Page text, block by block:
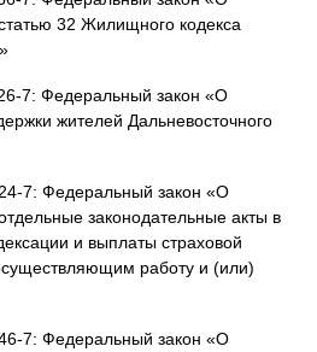
32 Жилищного кодекса
7: Федеральный закон «О
жителей Дальневосточного
7: Федеральный закон «О
законодательные акты в
и выплаты страховой
работу и (или)
7: Федеральный закон «О